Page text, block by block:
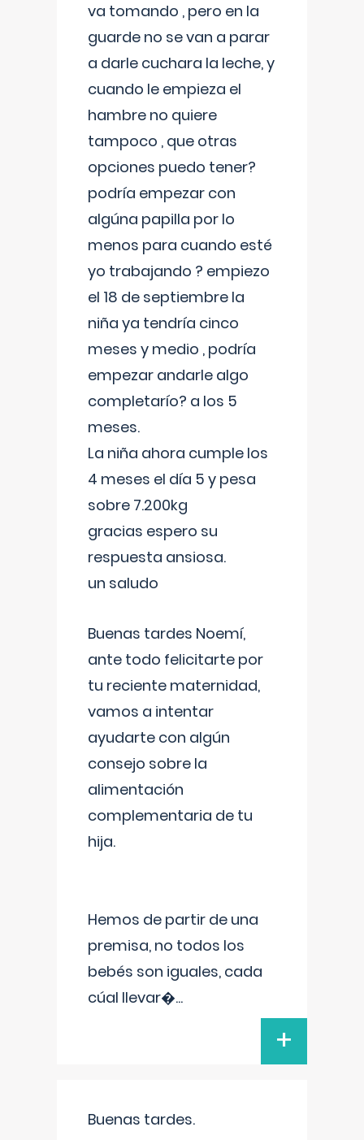
va tomando , pero en la
guarde no se van a parar
a darle cuchara la leche, y
cuando le empieza el
hambre no quiere
tampoco , que otras
opciones puedo tener?
podría empezar con
algúna papilla por lo
menos para cuando esté
yo trabajando ? empiezo
el 18 de septiembre la
niña ya tendría cinco
meses y medio , podría
empezar andarle algo
completarío? a los 5
meses.
La niña ahora cumple los
4 meses el día 5 y pesa
sobre 7.200kg
gracias espero su
respuesta ansiosa.
un saludo
Buenas tardes Noemí,
ante todo felicitarte por
tu reciente maternidad,
vamos a intentar
ayudarte con algún
consejo sobre la
alimentación
complementaria de tu
hija.
Hemos de partir de una
premisa, no todos los
bebés son iguales, cada
cúal llevar�...
+
Buenas tardes.